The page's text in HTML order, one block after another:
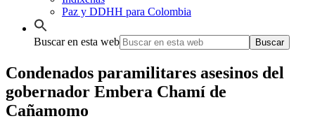
Paz y DDHH para Colombia
Buscar en esta web
Condenados paramilitares asesinos del
gobernador Embera Chamí de
Cañamomo